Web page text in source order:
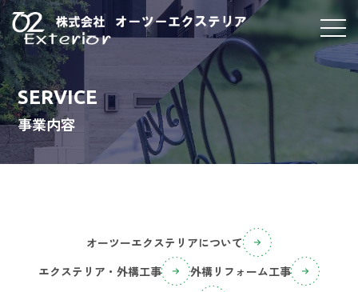
SERVICE
事業内容
オーツーエクステリアについて
エクステリア・外構工事
外構リフォーム工事